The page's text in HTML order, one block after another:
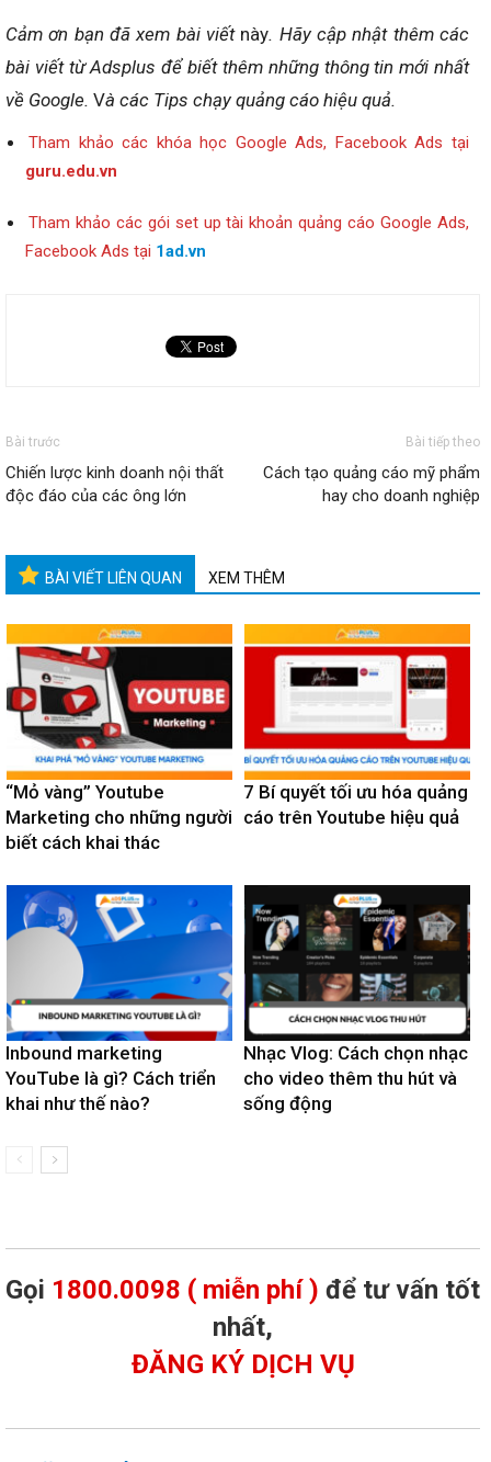
Cảm ơn bạn đã xem bài viết này. Hãy cập nhật thêm các
bài viết từ Adsplus để biết thêm những thông tin mới nhất
về Google. Và các Tips chạy quảng cáo hiệu quả.
Tham khảo các khóa học Google Ads, Facebook Ads tại
guru.edu.vn
Tham khảo các gói set up tài khoản quảng cáo Google Ads,
Facebook Ads tại 1ad.vn
Bài trước
Chiến lược kinh doanh nội thất
độc đáo của các ông lớn
Bài tiếp theo
Cách tạo quảng cáo mỹ phẩm
hay cho doanh nghiệp
BÀI VIẾT LIÊN QUAN XEM THÊM
“Mỏ vàng” Youtube
Marketing cho những người
biết cách khai thác
7 Bí quyết tối ưu hóa quảng
cáo trên Youtube hiệu quả
Inbound marketing
YouTube là gì? Cách triển
khai như thế nào?
Nhạc Vlog: Cách chọn nhạc
cho video thêm thu hút và
sống động
Gọi 1800.0098 ( miễn phí ) để tư vấn tốt
nhất,
ĐĂNG KÝ DỊCH VỤ